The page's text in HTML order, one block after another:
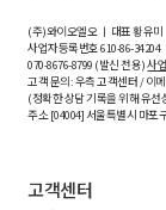
(주)와이오엘오 ㅣ 대표 황유미
사업자등록번호610-86-34204
070-8676-8799 (발신 전용)사
고객 문의: 우측 고객센터 / 이
(정확한 상담 기록을 위해 유
주소 [04004] 서울특별시 마포
고객센터